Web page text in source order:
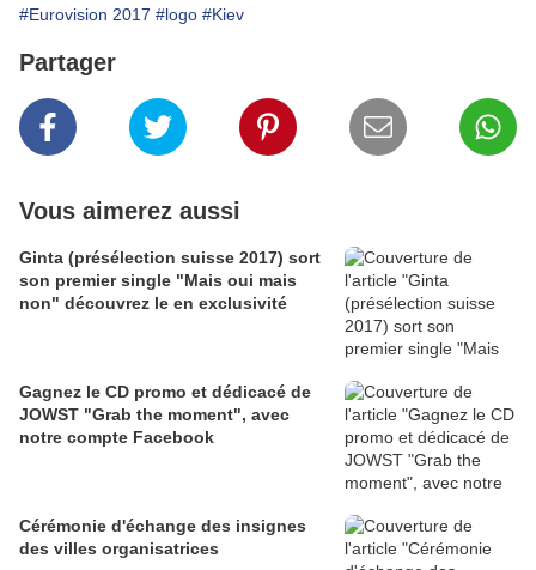
#Eurovision 2017 #logo #Kiev
Partager
Vous aimerez aussi
Ginta (présélection suisse 2017) sort
son premier single "Mais oui mais
non" découvrez le en exclusivité
Gagnez le CD promo et dédicacé de
JOWST "Grab the moment", avec
notre compte Facebook
Cérémonie d'échange des insignes
des villes organisatrices